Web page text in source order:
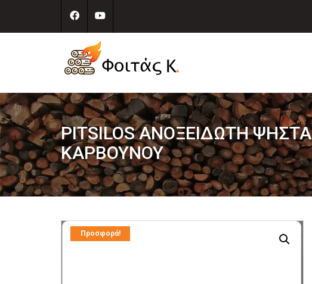
PITSILOS ΑΝΟΞΕΙΔΩΤΗ
ΚΑΡΒΟΥΝΟΥ
Προσφορά!